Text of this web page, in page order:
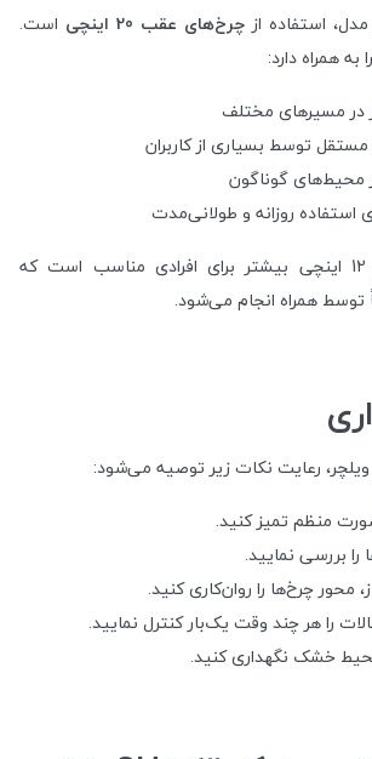
استفاده از چرخ‌های عقب 20 اینچی
است.
به همراه دارد:
در مسیرهای مختلف
توسط بسیاری از کاربران
محیط‌های گوناگون
استفاده روزانه و طولانی‌مدت
در مقابل، مدل چرخ 12 اینچی بیشتر برای افرادی مناسب است که
توسط همراه انجام می‌شود.
رعایت نکات زیر توصیه می‌شود:
منظم تمیز کنید.
را بررسی نمایید.
محور چرخ‌ها را روان‌کاری کنید.
را هر چند وقت یک‌بار کنترل نمایید.
خشک نگهداری کنید.